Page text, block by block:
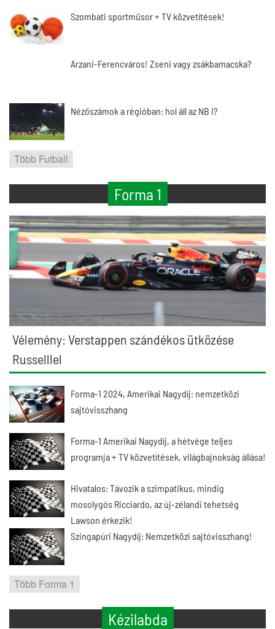
Szombati sportműsor + TV közvetítések!
Arzani-Ferencváros! Zseni vagy zsákbamacska?
Nézőszámok a régióban: hol áll az NB I?
Több Futball
Forma 1
Vélemény: Verstappen szándékos ütközése
Russelllel
Forma-1 2024, Amerikai Nagydíj: nemzetközi
sajtóvisszhang
Forma-1 Amerikai Nagydíj, a hétvége teljes
programja + TV közvetítések, világbajnokság állása!
Hivatalos: Távozik a szimpatikus, mindig
mosolygós Ricciardo, az új-zélandi tehetség
Lawson érkezik!
Szingapúri Nagydíj: Nemzetközi sajtóvisszhang!
Több Forma 1
Kézilabda